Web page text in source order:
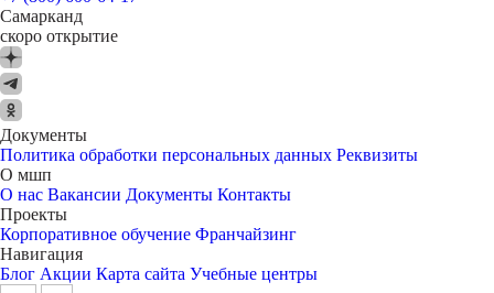
Самарканд
скоро открытие
Документы
Политика обработки персональных данных Реквизиты
О мшп
О нас Вакансии Документы Контакты
Проекты
Корпоративное обучение Франчайзинг
Навигация
Блог Акции Карта сайта Учебные центры